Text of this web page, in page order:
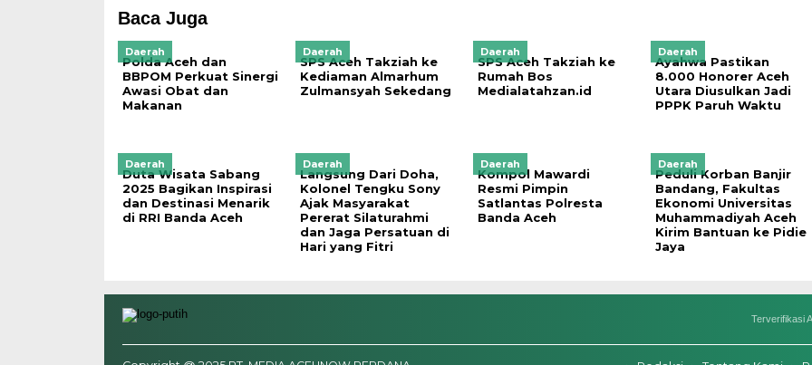
Baca Juga
Daerah
Polda Aceh dan
BBPOM Perkuat Sinergi
Awasi Obat dan
Makanan
Daerah
SPS Aceh Takziah ke
Kediaman Almarhum
Zulmansyah Sekedang
Daerah
SPS Aceh Takziah ke
Rumah Bos
Medialatahzan.id
Daerah
Ayahwa Pastikan
8.000 Honorer Aceh
Utara Diusulkan Jadi
PPPK Paruh Waktu
Daerah
Duta Wisata Sabang
2025 Bagikan Inspirasi
dan Destinasi Menarik
di RRI Banda Aceh
Daerah
Langsung Dari Doha,
Kolonel Tengku Sony
Ajak Masyarakat
Pererat Silaturahmi
dan Jaga Persatuan di
Hari yang Fitri
Daerah
Kompol Mawardi
Resmi Pimpin
Satlantas Polresta
Banda Aceh
Daerah
Peduli Korban Banjir
Bandang, Fakultas
Ekonomi Universitas
Muhammadiyah Aceh
Kirim Bantuan ke Pidie
Jaya
Terverifikasi